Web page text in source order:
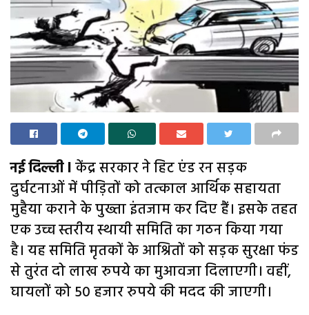
नई दिल्ली lकेंद्र सरकार ने हिट एंड रन सड़क
दुर्घटनाओं में पीड़ितों को तत्काल आर्थिक सहायता
मुहैया कराने के पुख्ता इंतजाम कर दिए हैं। इसके तहत
एक उच्च स्तरीय स्थायी समिति का गठन किया गया
है। यह समिति मृतकों के आश्रितों को सड़क सुरक्षा फंड
से तुरंत दो लाख रुपये का मुआवजा दिलाएगी। वहीं,
घायलों को 50 हजार रुपये की मदद की जाएगी।